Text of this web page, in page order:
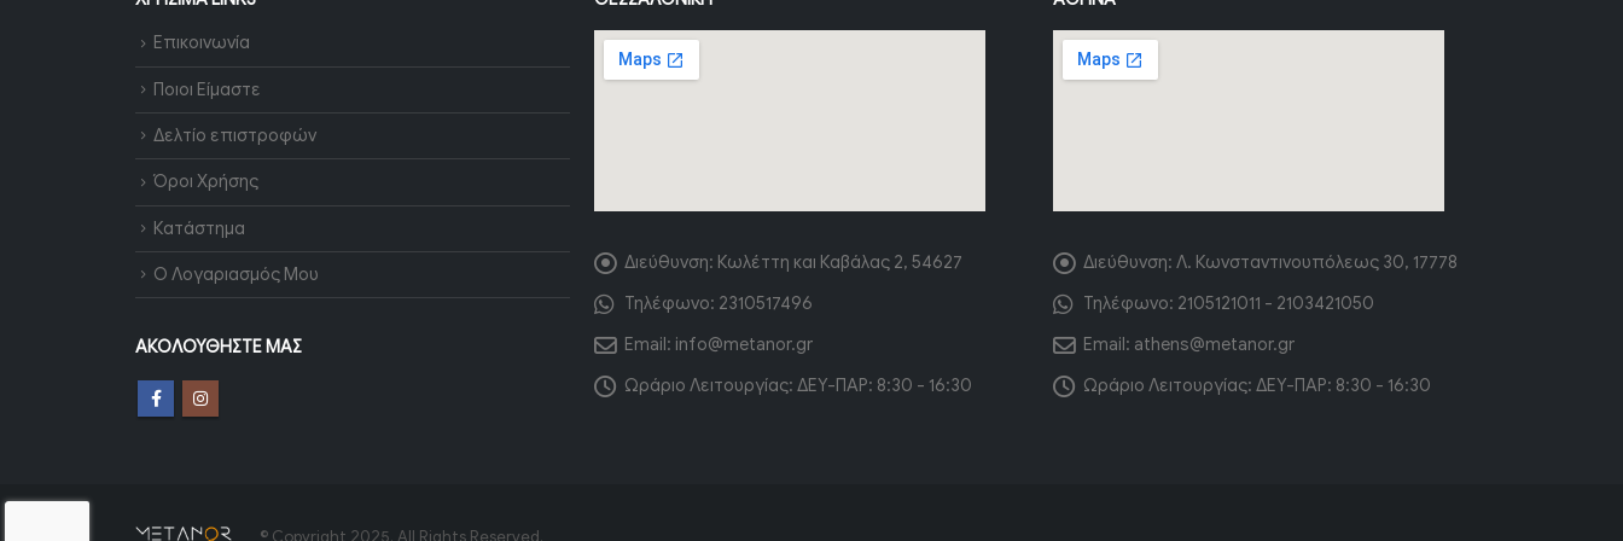
Επικοινωνία
Ποιοι Είμαστε
Δελτίο επιστροφών
Όροι Χρήσης
Κατάστημα
Ο Λογαριασμός Μου
ΑΚΟΛΟΥΘΉΣΤΕ ΜΑΣ
Διεύθυνση: Κωλέττη και Καβάλας 2, 54627
Τηλέφωνο: 2310517496
Email: info@metanor.gr
Ωράριο Λειτουργίας: ΔΕΥ-ΠΑΡ: 8:30 - 16:30
Διεύθυνση: Λ. Κωνσταντινουπόλεως 30, 17778
Τηλέφωνο: 2105121011 - 2103421050
Email: athens@metanor.gr
Ωράριο Λειτουργίας: ΔΕΥ-ΠΑΡ: 8:30 - 16:30